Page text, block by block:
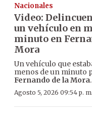
Nacionales
Video:
un vehículo en
minuto en
Mora
Un vehículo que
menos de un minuto
Fernando de la Mora.
Agosto 5, 2026 09:54 p. m.